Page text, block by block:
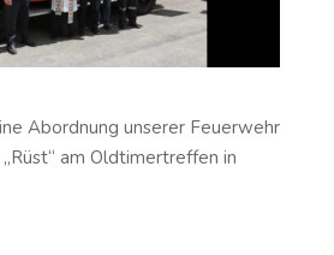
Abordnung unserer Feuerwehr
am Oldtimertreffen in